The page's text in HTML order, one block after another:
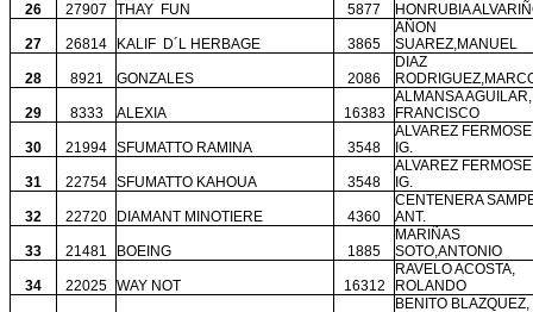
26
27907 THAY FUN 5877 HONRUBIA
27 26814 KALIF D´L HERBAGE 3865
AÑON
SUAREZ,MANUEL
28 8921 GONZALES 2086
DIAZ
29 8333 ALEXIA 16383
ALMANSA AGUILAR,
FRANCISCO
30 21994 SFUMATTO RAMINA 3548
ALVAREZ
IG.
31 22754 SFUMATTO KAHOUA 3548
ALVAREZ
IG.
32 22720 DIAMANT MINOTIERE 4360
CENTENERA
ANT.
33 21481 BOEING 1885
MARIÑAS
SOTO,ANTONIO
34 22025 WAY NOT 16312
RAVELO ACOSTA,
ROLANDO
BENITO BLAZQUEZ,